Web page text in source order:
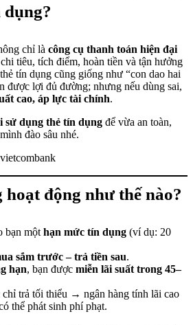
chỉ là công cụ thanh toán hiện đại
tiêu, tích điểm, hoàn tiền và tận hưởng
tín dụng cũng giống như “con dao hai
được lợi đủ đường; nhưng nếu dùng sai,
cao, áp lực tài chính.
sử dụng thẻ tín dụng để vừa an toàn,
đào sâu nhé.
hoạt động như thế nào?
bạn một hạn mức tín dụng (ví dụ: 20
sắm trước – trả tiền sau.
hạn, bạn được miễn lãi suất trong 45–
chỉ trả tối thiểu → ngân hàng tính lãi cao
thể phát sinh phí phạt.